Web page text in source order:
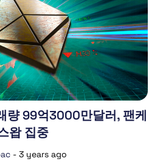
량 99억3000만달러, 팬케
왑 집중
- 3 years ago